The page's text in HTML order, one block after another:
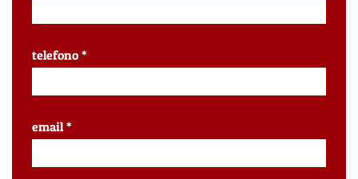
telefono *
email *